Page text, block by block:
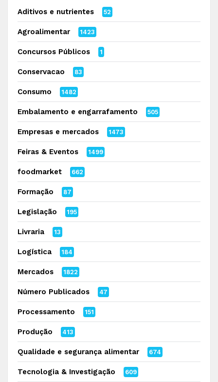
Aditivos e nutrientes 52
Agroalimentar 1423
Concursos Públicos 1
Conservacao 83
Consumo 1482
Embalamento e engarrafamento 505
Empresas e mercados 1473
Feiras & Eventos 1499
foodmarket 662
Formação 87
Legislação 195
Livraria 13
Logística 184
Mercados 1822
Número Publicados 47
Processamento 151
Produção 413
Qualidade e segurança alimentar 674
Tecnologia & Investigação 609